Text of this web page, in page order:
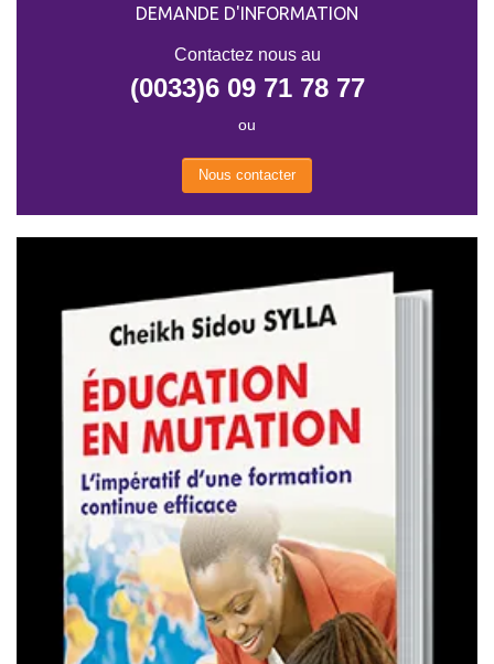
DEMANDE D'INFORMATION
Contactez nous au
(0033)6 09 71 78 77
ou
Nous contacter